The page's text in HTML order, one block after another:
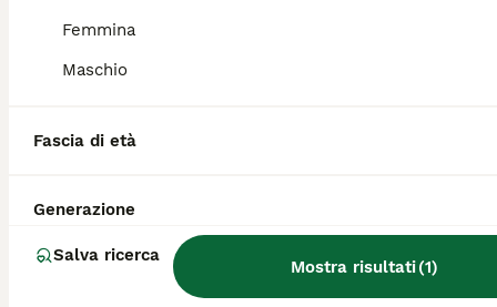
Femmina
Maschio
Fascia di età
Generazione
Salva ricerca
Mostra risultati(1)
Border Collie?
vivere in un appartamento?
Che carattere ha il Collie?